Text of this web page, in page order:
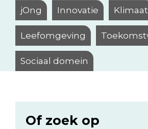
jOng Innovatie Klimaat
Leefomgeving
Sociaal domein
Of zoek op